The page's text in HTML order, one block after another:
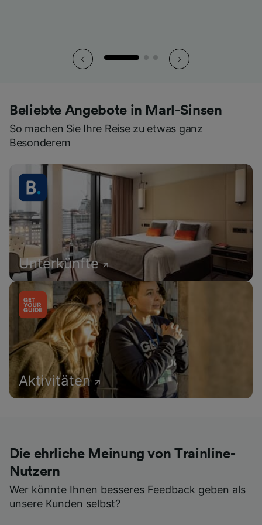
Beliebte Angebote in Marl-Sinsen
So machen Sie Ihre Reise zu etwas ganz
Besonderem
Unterkünfte
Aktivitäten
Die ehrliche Meinung von Trainline-
Nutzern
Wer könnte Ihnen besseres Feedback geben als
unsere Kunden selbst?